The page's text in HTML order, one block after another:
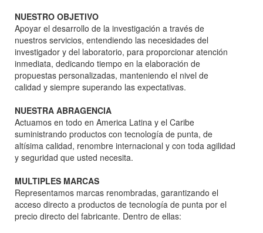
NUESTRO OBJETIVO
Apoyar el desarrollo de la investigación a través de
nuestros servicios, entendiendo las necesidades del
investigador y del laboratorio, para proporcionar atención
inmediata, dedicando tiempo en la elaboración de
propuestas personalizadas, manteniendo el nivel de
calidad y siempre superando las expectativas.
NUESTRA ABRAGENCIA
Actuamos en todo en America Latina y el Caribe
suministrando productos con tecnología de punta, de
altísima calidad, renombre internacional y con toda agilidad
y seguridad que usted necesita.
MULTIPLES MARCAS
Representamos marcas renombradas, garantizando el
acceso directo a productos de tecnología de punta por el
precio directo del fabricante. Dentro de ellas: